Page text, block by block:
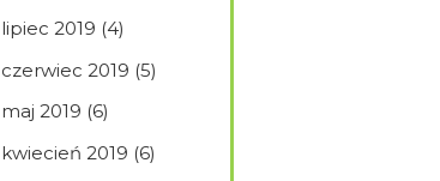
lipiec 2019 (4)
czerwiec 2019 (5)
maj 2019 (6)
kwiecień 2019 (6)